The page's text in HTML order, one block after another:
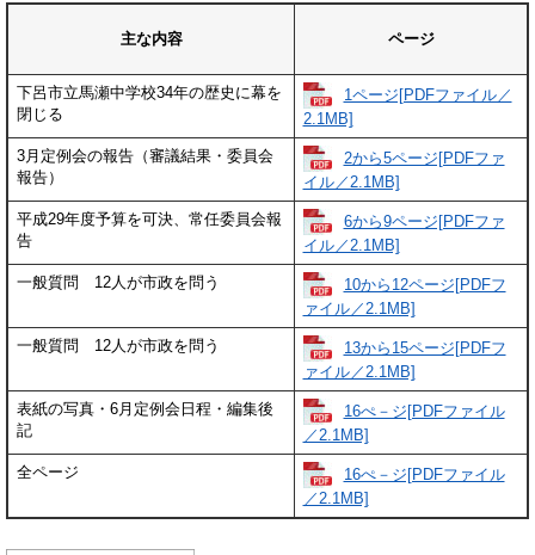
主な内容 ページ
下呂市立馬瀬中学校34年の歴史に幕を
閉じる
1ページ[PDFファイル／
2.1MB]
3月定例会の報告（審議結果・委員会
報告）
2から5ページ[PDFファ
イル／2.1MB]
平成29年度予算を可決、常任委員会報
告
6から9ページ[PDFファ
イル／2.1MB]
一般質問 12人が市政を問う
10から12ページ[PDFフ
ァイル／2.1MB]
一般質問 12人が市政を問う
13から15ページ[PDFフ
ァイル／2.1MB]
表紙の写真・6月定例会日程・編集後
記
16ぺ－ジ[PDFファイル
／2.1MB]
全ページ
16ぺ－ジ[PDFファイル
／2.1MB]